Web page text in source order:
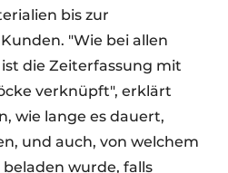
bis zur
"Wie bei allen
die Zeiterfassung mit
verknüpft", erklärt
wie lange es dauert,
und auch, von welchem
wurde, falls